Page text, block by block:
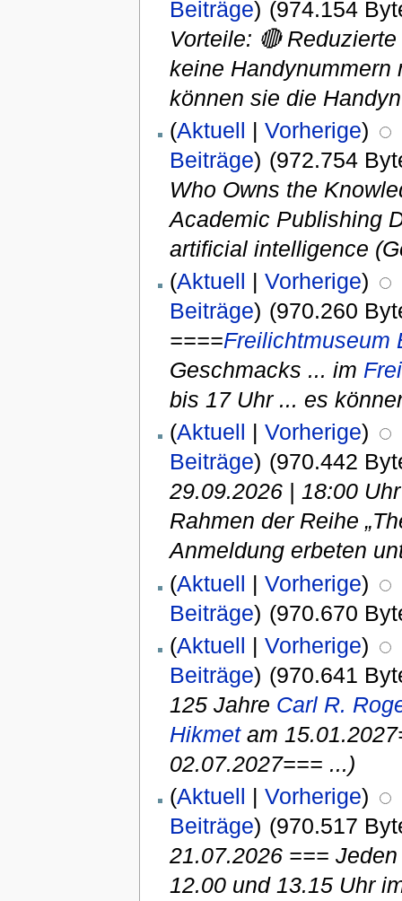
Beiträge) (974.154
Vorteile: 🔴
keine Handynummern
können sie die
(Aktuell | Vorherige)
Beiträge) (972.754
Who Owns the
Academic Publishing
artificial intelligence
(Aktuell | Vorherige)
Beiträge) (970.260
====Freilichtmuseum
Geschmacks ... im
bis 17 Uhr ... es
(Aktuell | Vorherige)
Beiträge) (970.442
29.09.2026 | 18:00
Rahmen der Reihe
Anmeldung erbeten
(Aktuell | Vorherige)
Beiträge) (970.670
(Aktuell | Vorherige)
Beiträge) (970.641
125 Jahre Carl R.
Hikmetam
02.07.2027=== ...)
(Aktuell | Vorherige)
Beiträge) (970.517
21.07.2026 ===
12.00 und 13.15 Uhr